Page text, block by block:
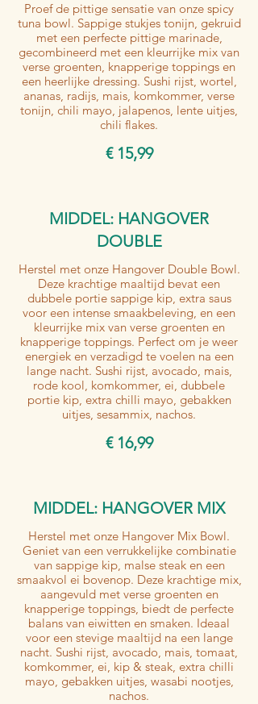
Proef de pittige sensatie van onze spicy
tuna bowl. Sappige stukjes tonijn, gekruid
met een perfecte pittige marinade,
gecombineerd met een kleurrijke mix van
verse groenten, knapperige toppings en
een heerlijke dressing. Sushi rijst, wortel,
ananas, radijs, mais, komkommer, verse
tonijn, chili mayo, jalapenos, lente uitjes,
chili flakes.
€ 15,99
MIDDEL: HANGOVER
DOUBLE
Herstel met onze Hangover Double Bowl.
Deze krachtige maaltijd bevat een
dubbele portie sappige kip, extra saus
voor een intense smaakbeleving, en een
kleurrijke mix van verse groenten en
knapperige toppings. Perfect om je weer
energiek en verzadigd te voelen na een
lange nacht. Sushi rijst, avocado, mais,
rode kool, komkommer, ei, dubbele
portie kip, extra chilli mayo, gebakken
uitjes, sesammix, nachos.
€ 16,99
MIDDEL: HANGOVER MIX
Herstel met onze Hangover Mix Bowl.
Geniet van een verrukkelijke combinatie
van sappige kip, malse steak en een
smaakvol ei bovenop. Deze krachtige mix,
aangevuld met verse groenten en
knapperige toppings, biedt de perfecte
balans van eiwitten en smaken. Ideaal
voor een stevige maaltijd na een lange
nacht. Sushi rijst, avocado, mais, tomaat,
komkommer, ei, kip & steak, extra chilli
mayo, gebakken uitjes, wasabi nootjes,
nachos.